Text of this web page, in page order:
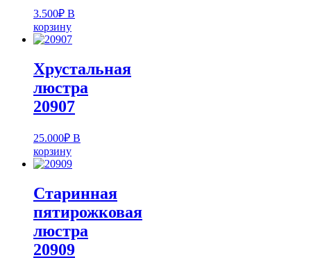
3.500₽ В
корзину
Хрустальная
люстра
20907
25.000₽ В
корзину
Старинная
пятирожковая
люстра
20909